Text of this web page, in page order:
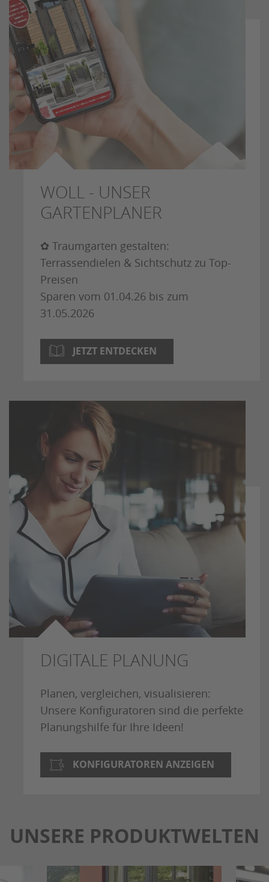
WOLL - UNSER
GARTENPLANER
✿ Traumgarten gestalten:
Terrassendielen & Sichtschutz zu Top-
Preisen
Sparen vom 01.04.26 bis zum
31.05.2026
JETZT ENTDECKEN
DIGITALE PLANUNG
Planen, vergleichen, visualisieren:
Unsere Konfiguratoren sind die perfekte
Planungshilfe für Ihre Ideen!
KONFIGURATOREN ANZEIGEN
UNSERE PRODUKTWELTEN